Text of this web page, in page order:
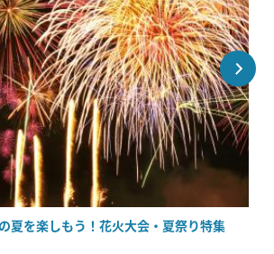
夏を楽しもう！花火大会・夏祭り特集